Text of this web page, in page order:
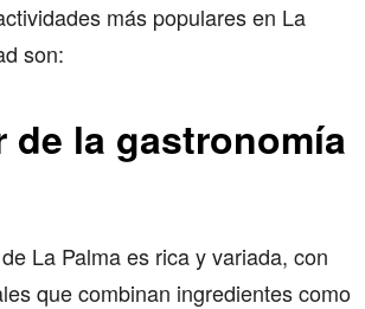
más populares en La
son:
de la gastronomía
La Palma es rica y variada, con
que combinan ingredientes como